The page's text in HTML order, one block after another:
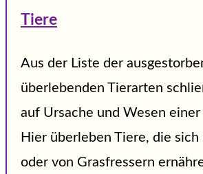
Tiere
Aus der Liste der
überlebenden Tierarten
auf Ursache und Wesen
Hier überleben Tiere, die sich
oder von Grasfressern